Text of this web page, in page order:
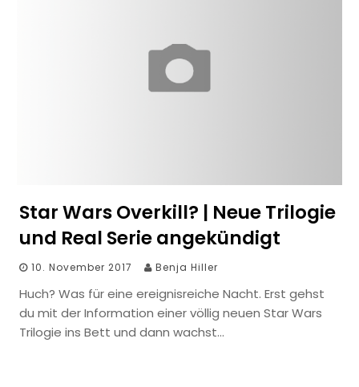
Star Wars Overkill? | Neue Trilogie
und Real Serie angekündigt
10. November 2017 Benja Hiller
Huch? Was für eine ereignisreiche Nacht. Erst gehst
du mit der Information einer völlig neuen Star Wars
Trilogie ins Bett und dann wachst…